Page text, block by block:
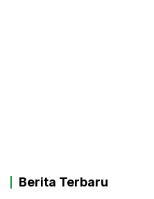
Berita Terbaru